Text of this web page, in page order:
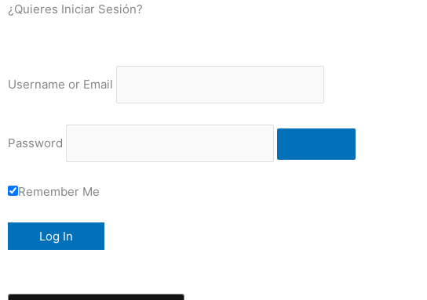
¿Quieres Iniciar Sesión?
Username or Email
Password
Remember Me